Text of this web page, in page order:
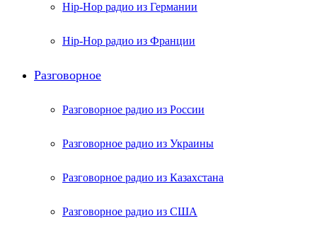
Hip-Hop радио из Германии
Hip-Hop радио из Франции
Разговорное
Разговорное радио из России
Разговорное радио из Украины
Разговорное радио из Казахстана
Разговорное радио из США